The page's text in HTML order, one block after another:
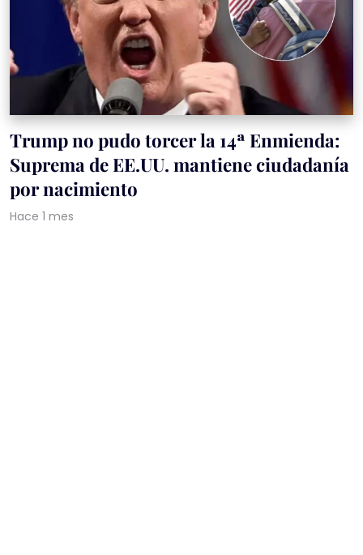
Trump no pudo torcer la 14ª Enmienda:
Suprema de EE.UU. mantiene ciudadanía
por nacimiento
Hace 1 mes